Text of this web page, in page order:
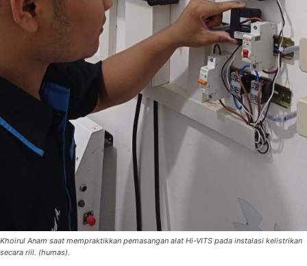
Khoirul Anam saat mempraktikkan pemasangan alat Hi-VITS pada instalasi kelistrikan
secara riil. (humas).